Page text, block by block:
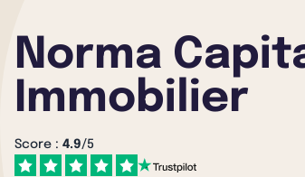
Norma
Immobilier
Score : 4.9/5